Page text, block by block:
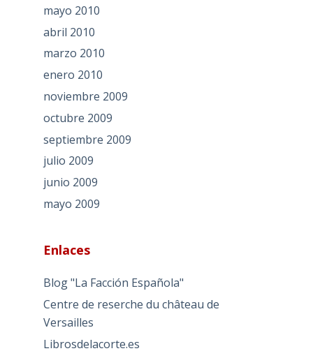
mayo 2010
abril 2010
marzo 2010
enero 2010
noviembre 2009
octubre 2009
septiembre 2009
julio 2009
junio 2009
mayo 2009
Enlaces
Blog "La Facción Española"
Centre de reserche du château de
Versailles
Librosdelacorte.es